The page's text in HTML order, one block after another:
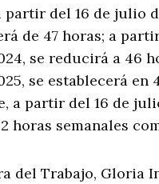
partir del 16 de julio
de 47 horas; a
se reducirá a 46
se establecerá en
a partir del 16 de
horas semanales
del Trabajo, Gloria